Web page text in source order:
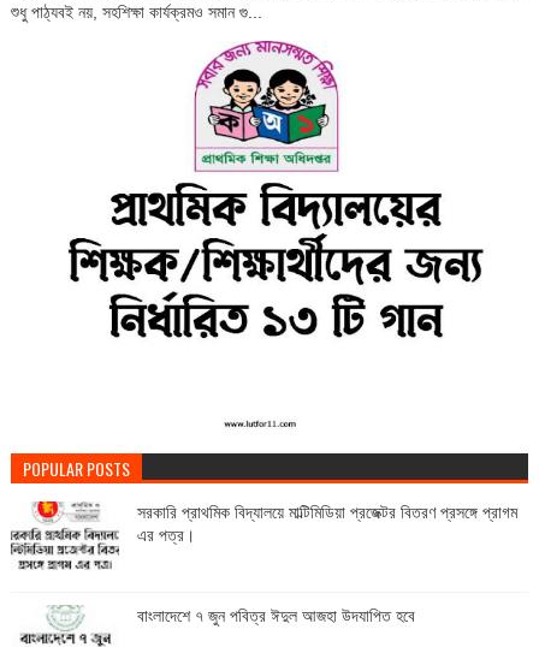
শুধু পাঠ্যবই নয়, সহশিক্ষা কার্যক্রমও সমান গু...
POPULAR POSTS
সরকারি প্রাথমিক বিদ্যালয়ে মাল্টিমিডিয়া প্রজেক্টর বিতরণ প্রসঙ্গে প্রাগম
এর পত্র।
বাংলাদেশে ৭ জুন পবিত্র ঈদুল আজহা উদযাপিত হবে